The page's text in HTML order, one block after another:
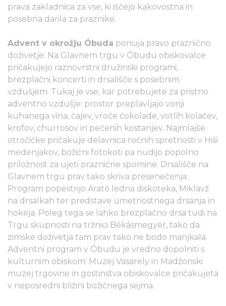
prava zakladnica za vse, ki iščejo kakovostna in
posebna darila za praznike.
Advent v okrožju Óbuda ponuja pravo praznično
doživetje: Na Glavnem trgu v Óbudu obiskovalce
pričakujejo raznovrstni družinski programi,
brezplačni koncerti in drsališče s posebnim
vzdušjem. Tukaj je vse, kar potrebujete za pristno
adventno vzdušje: prostor preplavljajo vonji
kuhanega vina, čajev, vroče čokolade, votlih kolačev,
krofov, churrosov in pečenih kostanjev. Najmlajše
otročičke pričakuje delavnica ročnih spretnosti v Hiši
medenjakov, božični fotokoti pa nudijo popolno
priložnost za ujeti praznične spomine. Drsališče na
Glavnem trgu prav tako skriva presenečenja:
Program popestrijo Arató ledna diskoteka, Miklavž
na drsalkah ter predstave umetnostnega drsanja in
hokeja. Poleg tega se lahko brezplačno drsa tudi na
Trgu skupnosti na tržnici Békásmegyer, tako da
zimske doživetja tam prav tako ne bodo manjkala.
Adventni program v Óbudu je vredno dopolniti s
kulturnim obiskom: Muzej Vasarely in Madžonski
muzej trgovine in gostinstva obiskovalce pričakujeta
v neposredni bližini božičnega sejma.